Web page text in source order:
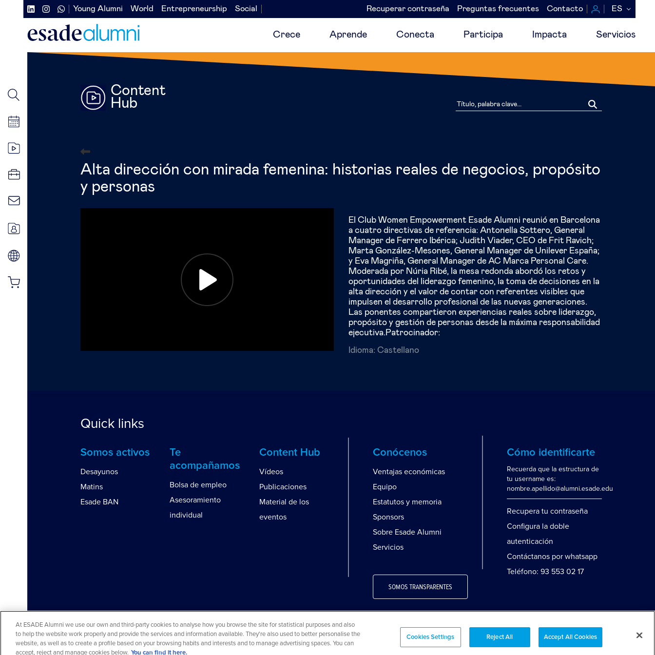
Navegación
secundaria
redes
Navegación
secundaria
izquierda
Young Alumni World Entrepreneurship Social
Navegación
secundaria
Recuperar contraseña Preguntas frecuentes Contacto ES
Crece Aprende Conecta Participa Impacta Servicios
Content
Hub
Alta dirección con mirada femenina: historias reales de negocios, propósito
y personas
El Club Women Empowerment Esade Alumni reunió en Barcelona
a cuatro directivas de referencia: Antonella Sottero, General
Manager de Ferrero Ibérica; Judith Viader, CEO de Frit Ravich;
Marta González-Mesones, General Manager de Unilever España;
y Eva Magriña, General Manager de AC Marca Personal Care.
Moderada por Núria Ribé, la mesa redonda abordó los retos y
oportunidades del liderazgo femenino, la toma de decisiones en la
alta dirección y el valor de contar con referentes visibles que
impulsen el desarrollo profesional de las nuevas generaciones.
Las ponentes compartieron experiencias reales sobre liderazgo,
propósito y gestión de personas desde la máxima responsabilidad
ejecutiva.Patrocinador:
Idioma: Castellano
Quick links
Somos activos
Desayunos
Matins
Esade BAN
Te
acompañamos
Bolsa de empleo
Asesoramiento
individual
Content Hub
Vídeos
Publicaciones
Material de los
eventos
Conócenos
Ventajas económicas
Equipo
Estatutos y memoria
Sponsors
Sobre Esade Alumni
Servicios
SOMOS TRANSPARENTES
Cómo identificarte
Recuerda que la estructura de
tu username es:
nombre.apellido@alumni.esade.edu
Recupera tu contraseña
Configura la doble
autenticación
Contáctanos por whatsapp
Teléfono: 93 553 02 17
Aviso legal y política de privacidad Aviso cookies Preguntas frecuentes
Mapa web
© 2026 ESADE Alumni. Todos los derechos reservados
At ESADE Alumni we use our own and third-party cookies to analyse how you browse the site for statistical purposes and also
to help the website work properly and provide the services and information available. They're also used to better personalise the
website, as well as to create a profile based on your browsing habits and interests and to manage advertising spaces. You can
accept, reject and manage cookies below. You can find it here.
Cookies Settings Reject All Accept All Cookies